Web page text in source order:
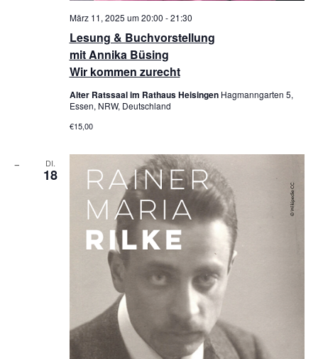
Lesung & Buchvorstellung
mit Annika Büsing
Wir kommen zurecht
März 11, 2025 um 20:00 -21:30
Alter Ratssaal im Rathaus Heisingen Hagmanngarten 5,
Essen, NRW, Deutschland
€15,00
DI.
18